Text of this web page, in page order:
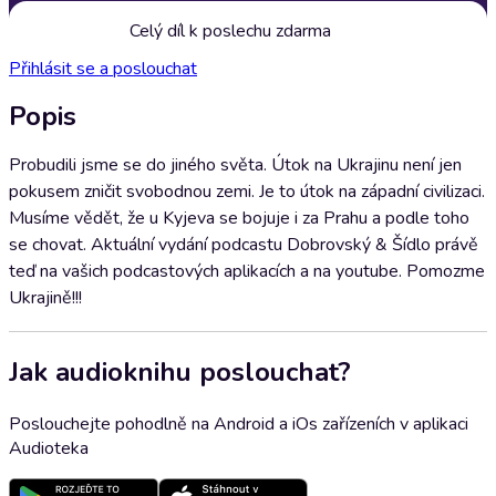
Celý díl k poslechu zdarma
Přihlásit se a poslouchat
Popis
Probudili jsme se do jiného světa. Útok na Ukrajinu není jen
pokusem zničit svobodnou zemi. Je to útok na západní civilizaci.
Musíme vědět, že u Kyjeva se bojuje i za Prahu a podle toho
se chovat. Aktuální vydání podcastu Dobrovský & Šídlo právě
teď na vašich podcastových aplikacích a na youtube. Pomozme
Ukrajině!!!
Jak audioknihu poslouchat?
Poslouchejte pohodlně na Android a iOs zařízeních v aplikaci
Audioteka